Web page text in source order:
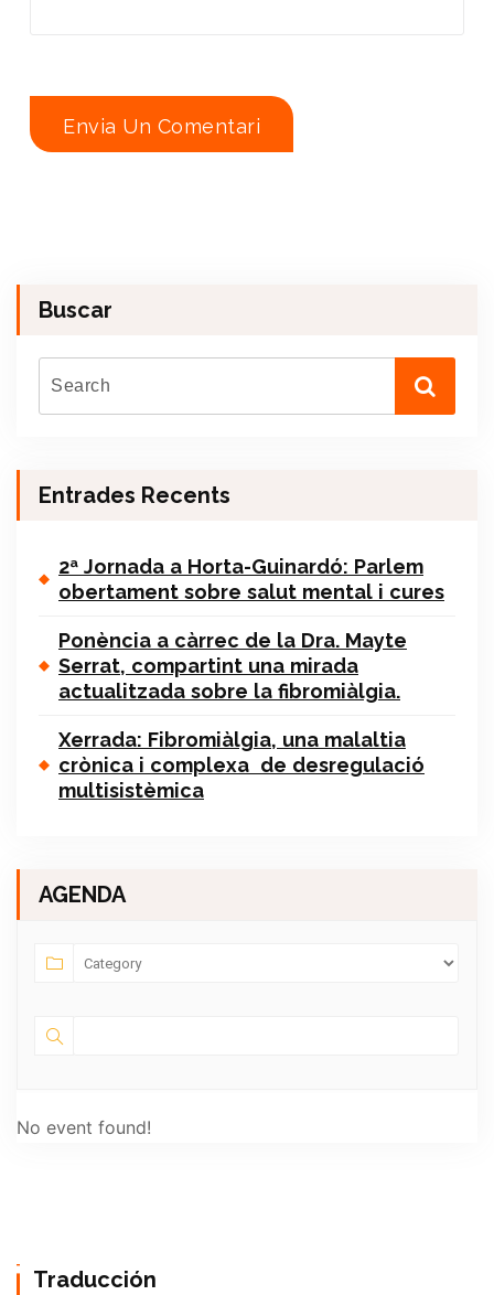
Buscar
Entrades Recents
2ª Jornada a Horta-Guinardó: Parlem
obertament sobre salut mental i cures
Ponència a càrrec de la Dra. Mayte
Serrat, compartint una mirada
actualitzada sobre la fibromiàlgia.
Xerrada: Fibromiàlgia, una malaltia
crònica i complexa de desregulació
multisistèmica
AGENDA
No event found!
Traducción